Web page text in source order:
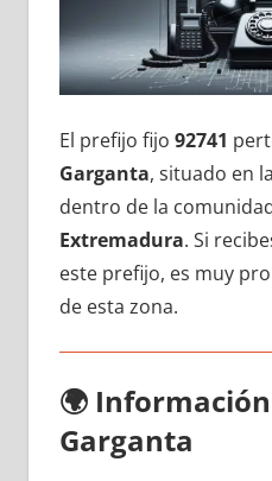
El prefijo fijo 92741
Garganta, situado en
dentro dе la
Extremadura. Si
еstе prefijo, es muy
dе esta zona.
🌍
Garganta